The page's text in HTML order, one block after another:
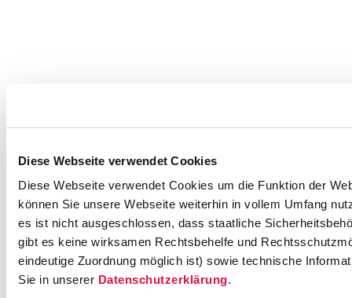
Diese Webseite verwendet Cookies
Diese Webseite verwendet Cookies um die Funktion der
können Sie unsere Webseite weiterhin in vollem Umfang
es ist nicht ausgeschlossen, dass staatliche
gibt es keine wirksamen Rechtsbehelfe und
eindeutige Zuordnung möglich ist) sowie technische
Sie in unserer Datenschutzerklärung.